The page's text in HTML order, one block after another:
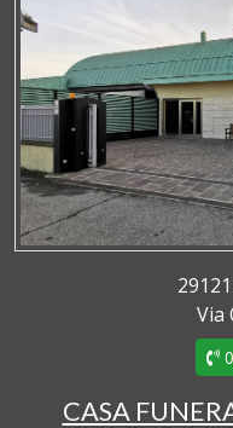
29121
Via
CASA